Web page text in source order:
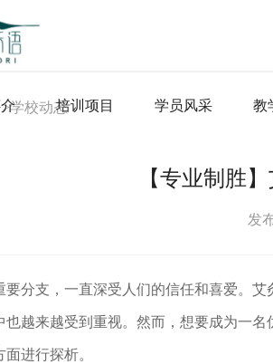
培训项目 学员风采 教
学校动态
【专业制胜
发
分支，一直深受人们的信任和喜爱。
越来越受到重视。然而，想要成为一
进行探析。